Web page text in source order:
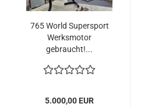
765 World Supersport
Werksmotor
gebraucht!...
5.000,00 EUR